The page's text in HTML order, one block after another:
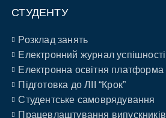
СТУДЕНТУ
Розклад занять
Електронний журнал успішності
Електронна освітня платформа
Підготовка до ЛІІ “Крок”
Студентське самоврядування
Працевлаштування випускників